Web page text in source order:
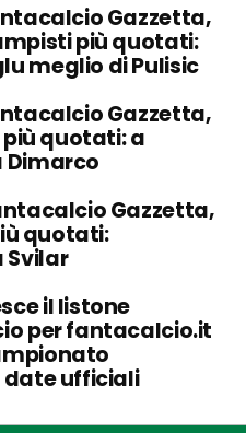
Gazzetta,
più quotati:
meglio di Pulisic
Gazzetta,
quotati: a
Dimarco
Gazzetta,
quotati:
Svilar
il listone
per fantacalcio.it
date ufficiali